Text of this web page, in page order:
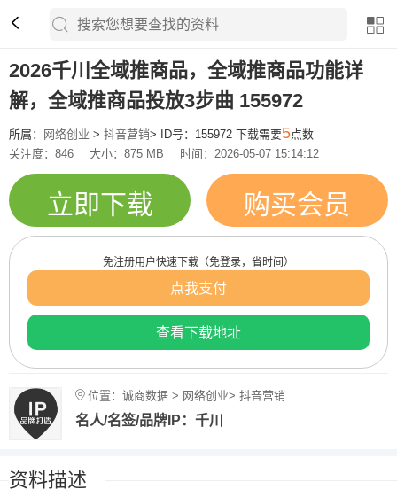
2026千川全域推商品，全域推商品功能详
解，全域推商品投放3步曲 155972
所属： 网络创业 > 抖音营销> ID号：155972 下载需要5点数
关注度：846
大小：875 MB 时间：2026-05-07 15:14:12
立即下载 购买会员
免注册用户快速下载（免登录，省时间）
点我支付
查看下载地址
位置：诚商数据 > 网络创业> 抖音营销
名人/名签/品牌IP：千川
资料描述